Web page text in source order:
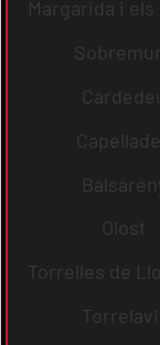
Margarida i els
Olost
Torrelles de